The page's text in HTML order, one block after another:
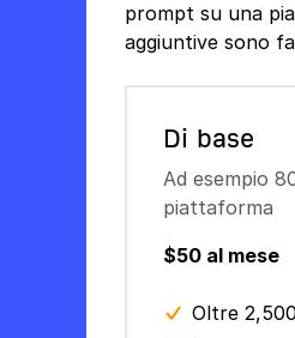
prompt su una
aggiuntive sono
Di base
Ad esempio
piattaforma
$50 al mese
Oltre